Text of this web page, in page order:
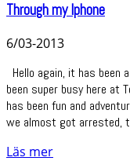
Through my Iphone
6/03-2013
Hello again, it has been
been super busy here at
has been fun and
we almost got arrested,
Läs mer